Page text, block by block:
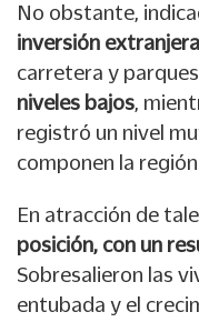
No obstante,
inversión
carretera y
niveles bajos,
registró un nivel
componen la
En atracción de
posición, con un
Sobresalieron las
entubada y el